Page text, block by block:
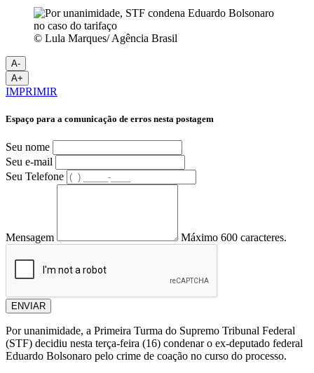
© Lula Marques/ Agência Brasil
A-
A+
IMPRIMIR
Espaço para a comunicação de erros nesta postagem
Seu nome
Seu e-mail
Seu Telefone
Mensagem Máximo 600 caracteres.
ENVIAR
Por unanimidade, a Primeira Turma do Supremo Tribunal Federal
(STF) decidiu nesta terça-feira (16) condenar o ex-deputado federal
Eduardo Bolsonaro pelo crime de coação no curso do processo.